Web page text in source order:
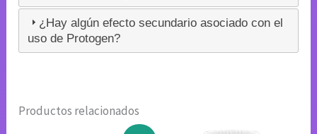
¿Hay algún efecto secundario asociado con el
uso de Protogen?
Productos relacionados